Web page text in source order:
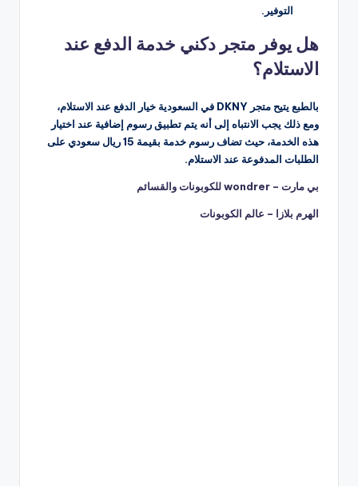
التوفير.
هل يوفر متجر دكني خدمة الدفع عند
الاستلام؟
بالطبع يتيح متجر DKNY في السعودية خيار الدفع عند الاستلام،
ومع ذلك يجب الانتباه إلى أنه يتم تطبيق رسوم إضافية عند اختيار
هذه الخدمة، حيث تضاف رسوم خدمة بقيمة 15 ريال سعودي على
الطلبات المدفوعة عند الاستلام.
بي مارت – wondrer للكوبونات والقسائم
الهرم بلازا – عالم الكوبونات